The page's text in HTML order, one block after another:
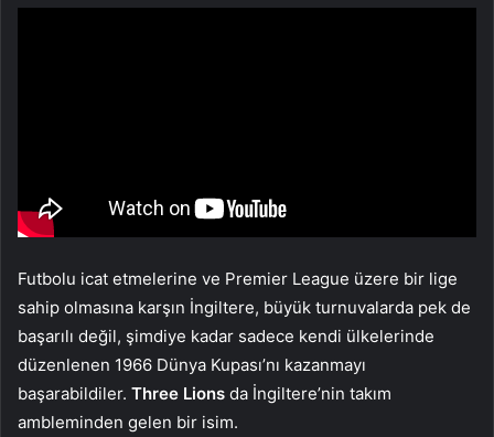
Futbolu icat etmelerine ve Premier League üzere bir lige
sahip olmasına karşın İngiltere, büyük turnuvalarda pek de
başarılı değil, şimdiye kadar sadece kendi ülkelerinde
düzenlenen 1966 Dünya Kupası’nı kazanmayı
başarabildiler. Three Lions da İngiltere’nin takım
ambleminden gelen bir isim.